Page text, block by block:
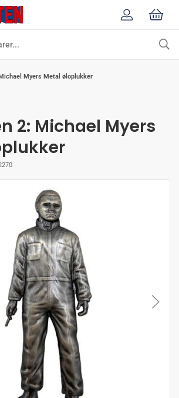
Myers Metal øloplukker
2: Michael Myers